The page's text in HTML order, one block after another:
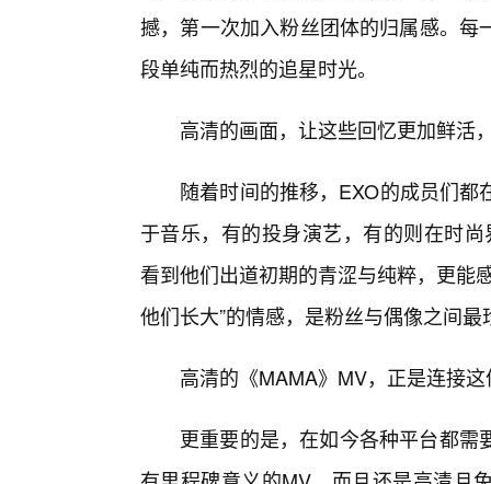
撼，第一次加入粉丝团体的归属感。
段单纯而热烈的追星时光。
高清的画面，让这些回忆更加鲜活
随着时间的推移，EXO的成员们
于音乐，有的投身演艺，有的则在时
看到他们出道初期的青涩与纯粹，更能
他们长大”的情感，是粉丝与偶像之间
高清的《MAMA》MV，正是连接
更重要的是，在如今各种平台都